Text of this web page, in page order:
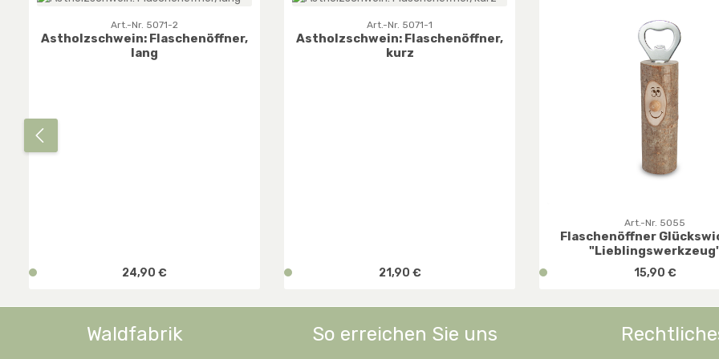
Art.-Nr. 5071-2
Astholzschwein: Flaschenöffner,
lang
Regulärer Preis:
r
24,90 €
Produkt Anzahl: Gib den gewünschten Wert ein oder benutze die
Art.-Nr. 5071-1
Astholzschwein: Flaschenöffner,
kurz
Regulärer Preis:
r
21,90 €
Produkt Anzahl: Gib den gewünschten
Art.-Nr. 5055
Flaschenöffner
Regulärer Preis:
r
15,90 €
Produkt
Waldfabrik So erreichen Sie uns